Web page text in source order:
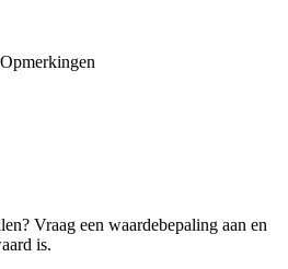
Opmerkingen
Vraag een waardebepaling aan en
is.